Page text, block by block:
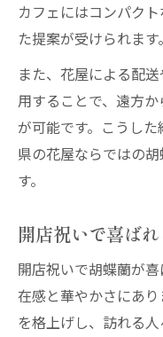
カフェにはコンパク
た提案が受けられます。
また、花屋による配
用することで、遠方
が可能です。こうし
県の花屋ならではの
す。
開店祝いで喜ば
開店祝いで胡蝶蘭が
在感と華やかさにあ
を格上げし、訪れる